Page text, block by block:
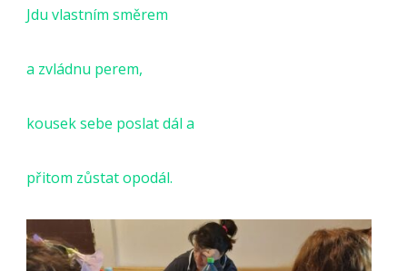
Jdu vlastním směrem
a zvládnu perem,
kousek sebe poslat dál a
přitom zůstat opodál.